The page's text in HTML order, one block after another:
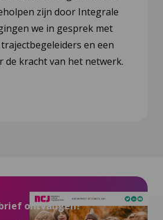
zijn door Integrale
we in gesprek met
en een
de kracht van het netwerk.
ontvangen?